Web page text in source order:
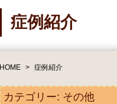
症例紹介
HOME > 症例紹介
カテゴリー: その他